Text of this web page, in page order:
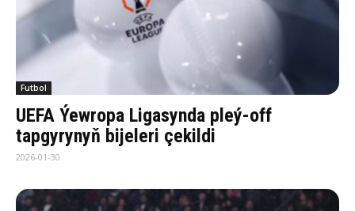
Futbol
UEFA Ýewropa Ligasynda pleý-off
tapgyrynyň bijeleri çekildi
2026-01-30